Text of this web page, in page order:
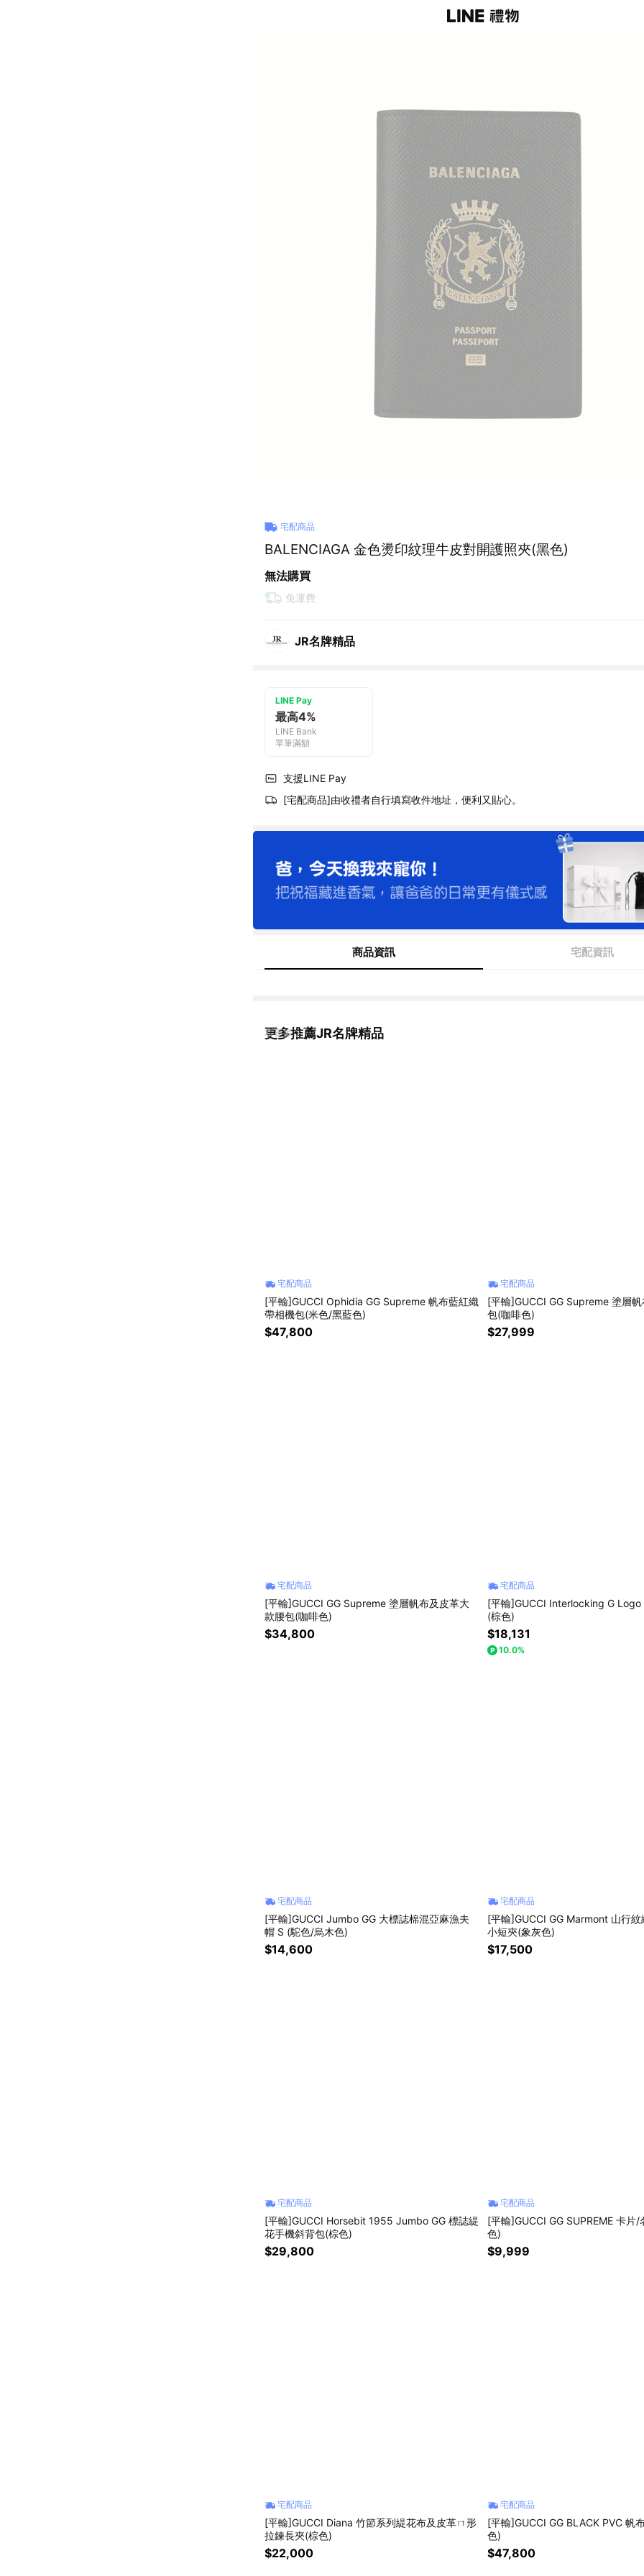
宅配商品
BALENCIAGA 金色燙印紋理牛皮對開護照夾(黑色)
無法購買
免運費
JR名牌精品
LINE Pay
最高4%
LINE Bank
單筆滿額
支援LINE Pay
[宅配商品]由收禮者自行填寫收件地址，便利又貼心。
商品資訊 宅配資訊
更多推薦JR名牌精品
看更多
宅配商品
[平輸]GUCCI Ophidia GG Supreme 帆布藍紅織
帶相機包(米色/黑藍色)
$47,800
宅配商品
[平輸]GUCCI GG Supreme 塗層
包(咖啡色)
$27,999
宅配商品
[平輸]GUCCI GG Supreme 塗層帆布及皮革大
款腰包(咖啡色)
$34,800
宅配商品
[平輸]GUCCI Interlocking G Logo
(棕色)
$18,131
10.0%
宅配商品
[平輸]GUCCI Jumbo GG 大標誌棉混亞麻漁夫
帽 S (駝色/烏木色)
$14,600
宅配商品
[平輸]GUCCI GG Marmont 山行
小短夾(象灰色)
$17,500
宅配商品
[平輸]GUCCI Horsebit 1955 Jumbo GG 標誌緹
花手機斜背包(棕色)
$29,800
宅配商品
[平輸]GUCCI GG SUPREME 卡片/
色)
$9,999
宅配商品
[平輸]GUCCI Diana 竹節系列緹花布及皮革ㄇ形
拉鍊長夾(棕色)
$22,000
宅配商品
[平輸]GUCCI GG BLACK PVC 帆
色)
$47,800